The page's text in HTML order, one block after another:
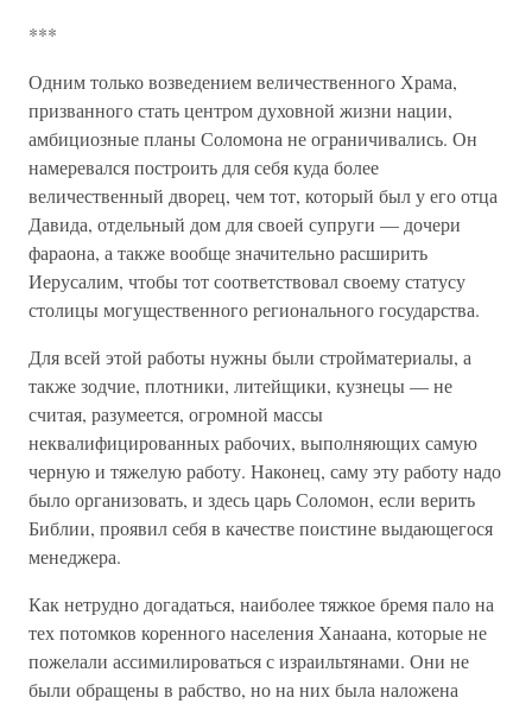
***
Одним только возведением величественного Храма,
призванного стать центром духовной жизни нации,
амбициозные планы Соломона не ограничивались. Он
намеревался построить для себя куда более
величественный дворец, чем тот, который был у его отца
Давида, отдельный дом для своей супруги — дочери
фараона, а также вообще значительно расширить
Иерусалим, чтобы тот соответствовал своему статусу
столицы могущественного регионального государства.
Для всей этой работы нужны были стройматериалы, а
также зодчие, плотники, литейщики, кузнецы — не
считая, разумеется, огромной массы
неквалифицированных рабочих, выполняющих самую
черную и тяжелую работу. Наконец, саму эту работу надо
было организовать, и здесь царь Соломон, если верить
Библии, проявил себя в качестве поистине выдающегося
менеджера.
Как нетрудно догадаться, наиболее тяжкое бремя пало на
тех потомков коренного населения Ханаана, которые не
пожелали ассимилироваться с израильтянами. Они не
были обращены в рабство, но на них была наложена